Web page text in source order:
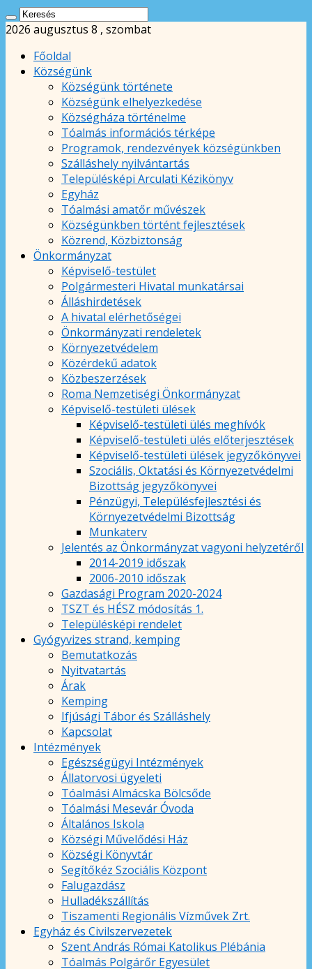
2026 augusztus 8 , szombat
Főoldal
Községünk
Községünk története
Községünk elhelyezkedése
Községháza történelme
Tóalmás információs térképe
Programok, rendezvények községünkben
Szálláshely nyilvántartás
Településképi Arculati Kézikönyv
Egyház
Tóalmási amatőr művészek
Községünkben történt fejlesztések
Közrend, Közbiztonság
Önkormányzat
Képviselő-testület
Polgármesteri Hivatal munkatársai
Álláshirdetések
A hivatal elérhetőségei
Önkormányzati rendeletek
Környezetvédelem
Közérdekű adatok
Közbeszerzések
Roma Nemzetiségi Önkormányzat
Képviselő-testületi ülések
Képviselő-testületi ülés meghívók
Képviselő-testületi ülés előterjesztések
Képviselő-testületi ülések jegyzőkönyvei
Szociális, Oktatási és Környezetvédelmi
Bizottság jegyzőkönyvei
Pénzügyi, Településfejlesztési és
Környezetvédelmi Bizottság
Munkaterv
Jelentés az Önkormányzat vagyoni helyzetéről
2014-2019 időszak
2006-2010 időszak
Gazdasági Program 2020-2024
TSZT és HÉSZ módosítás 1.
Településképi rendelet
Gyógyvizes strand, kemping
Bemutatkozás
Nyitvatartás
Árak
Kemping
Ifjúsági Tábor és Szálláshely
Kapcsolat
Intézmények
Egészségügyi Intézmények
Állatorvosi ügyeleti
Tóalmási Almácska Bölcsőde
Tóalmási Mesevár Óvoda
Általános Iskola
Községi Művelődési Ház
Községi Könyvtár
Segítőkéz Szociális Központ
Falugazdász
Hulladékszállítás
Tiszamenti Regionális Vízművek Zrt.
Egyház és Civilszervezetek
Szent András Római Katolikus Plébánia
Tóalmás Polgárőr Egyesület